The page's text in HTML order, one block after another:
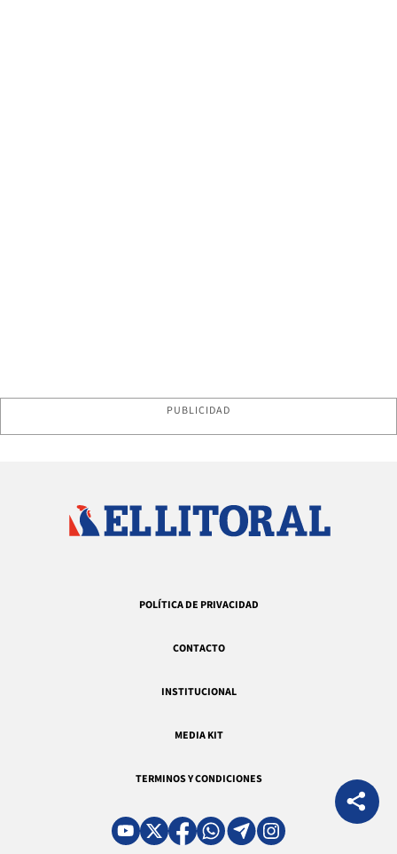
PUBLICIDAD
POLÍTICA DE PRIVACIDAD
CONTACTO
INSTITUCIONAL
MEDIA KIT
TERMINOS Y CONDICIONES